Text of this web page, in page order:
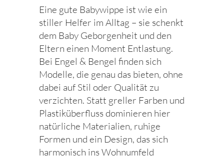
Eine gute Babywippe ist wie ein
stiller Helfer im Alltag – sie schenkt
dem Baby Geborgenheit und den
Eltern einen Moment Entlastung.
Bei Engel & Bengel finden sich
Modelle, die genau das bieten, ohne
dabei auf Stil oder Qualität zu
verzichten. Statt greller Farben und
Plastiküberfluss dominieren hier
natürliche Materialien, ruhige
Formen und ein Design, das sich
harmonisch ins Wohnumfeld